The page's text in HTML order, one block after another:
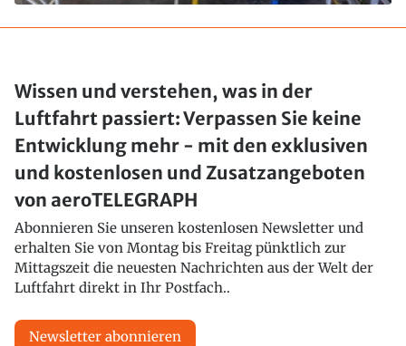
Wissen und verstehen, was in der
Luftfahrt passiert: Verpassen Sie keine
Entwicklung mehr - mit den exklusiven
und kostenlosen und Zusatzangeboten
von aeroTELEGRAPH
Abonnieren Sie unseren kostenlosen Newsletter und
erhalten Sie von Montag bis Freitag pünktlich zur
Mittagszeit die neuesten Nachrichten aus der Welt der
Luftfahrt direkt in Ihr Postfach..
Newsletter abonnieren